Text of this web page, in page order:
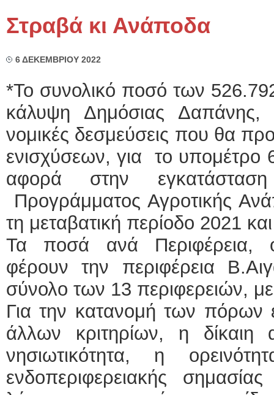
Στραβά κι Ανάποδα
6 ΔΕΚΕΜΒΡΙΟΥ 2022
*Το συνολικό ποσό των
κάλυψη Δημόσιας Δαπάνης,
νομικές δεσμεύσεις που θα
ενισχύσεων, για το
αφορά στην
Προγράμματος Αγροτικής
τη μεταβατική περίοδο 2021
Τα ποσά ανά Περιφέρεια,
φέρουν την περιφέρεια
σύνολο των 13 περιφερειών,
Για την κατανομή των
άλλων κριτηρίων, η δίκαιη
νησιωτικότητα, η
ενδοπεριφερειακής